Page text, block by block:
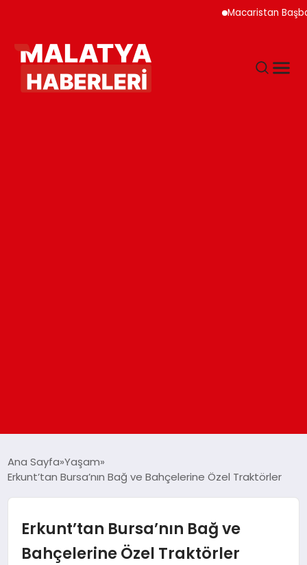
Macaristan Başbakanı
DÜNYA
Ana Sayfa Yaşam
Erkunt’tan Bursa’nın Bağ ve Bahçelerine Özel Traktörler
Erkunt’tan Bursa’nın Bağ ve
Bahçelerine Özel Traktörler